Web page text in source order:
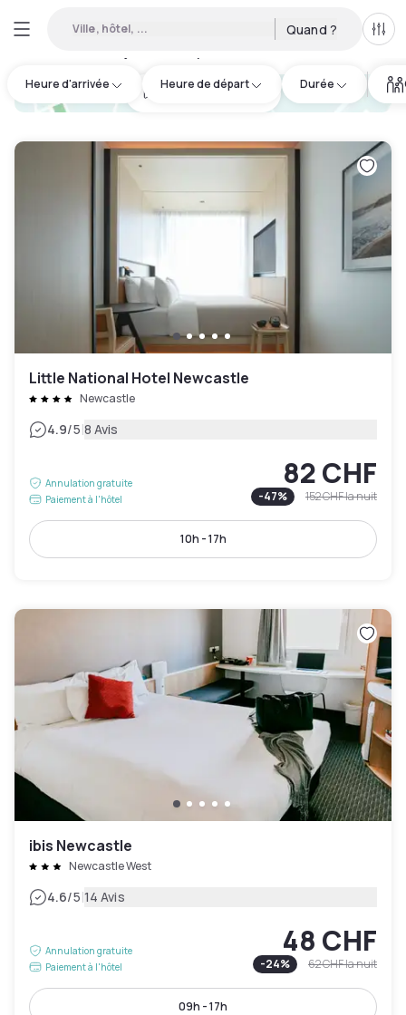
Ville, hôtel, ... Quand ?
Heure d'arrivée Heure de départ Durée
hotel.cta.view_map
Little National Hotel Newcastle
Newcastle
4.9/5|8 Avis
Annulation gratuite
Paiement à l'hôtel
82 CHF
-47% 152 CHFla nuit
10h - 17h
ibis Newcastle
Newcastle West
4.6/5|14 Avis
Annulation gratuite
Paiement à l'hôtel
48 CHF
-24% 62 CHFla nuit
09h - 17h